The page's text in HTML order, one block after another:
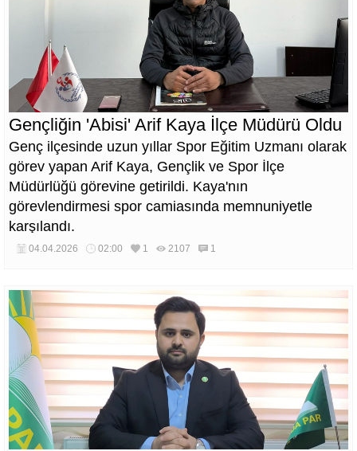
Gençliğin 'Abisi' Arif Kaya İlçe Müdürü Oldu
Genç ilçesinde uzun yıllar Spor Eğitim Uzmanı olarak
görev yapan Arif Kaya, Gençlik ve Spor İlçe
Müdürlüğü görevine getirildi. Kaya'nın
görevlendirmesi spor camiasında memnuniyetle
karşılandı.
04.04.2026 02:00 1 2107 1